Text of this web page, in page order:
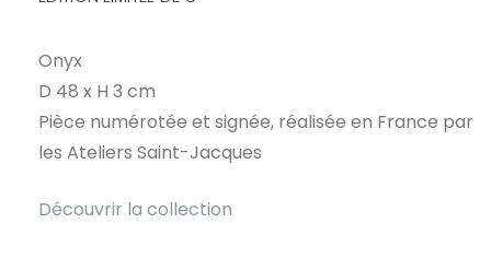
Onyx
D 48 x H 3 cm
Pièce numérotée et signée, réalisée en France par
les Ateliers Saint-Jacques
Découvrir la collection